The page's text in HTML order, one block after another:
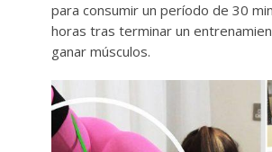
para consumir un período de 30
horas tras terminar un
ganar músculos.